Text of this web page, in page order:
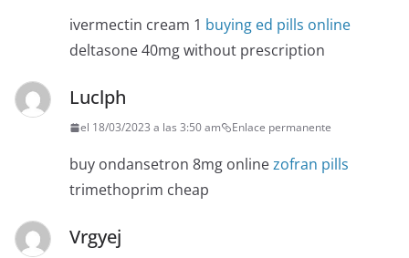
ivermectin cream 1 buying ed pills online
deltasone 40mg without prescription
Luclph
el 18/03/2023 a las 3:50 am Enlace permanente
buy ondansetron 8mg onlinezofran pills
trimethoprim cheap
Vrgyej